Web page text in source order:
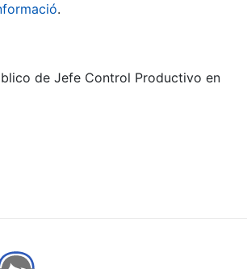
.
de Jefe Control Productivo en